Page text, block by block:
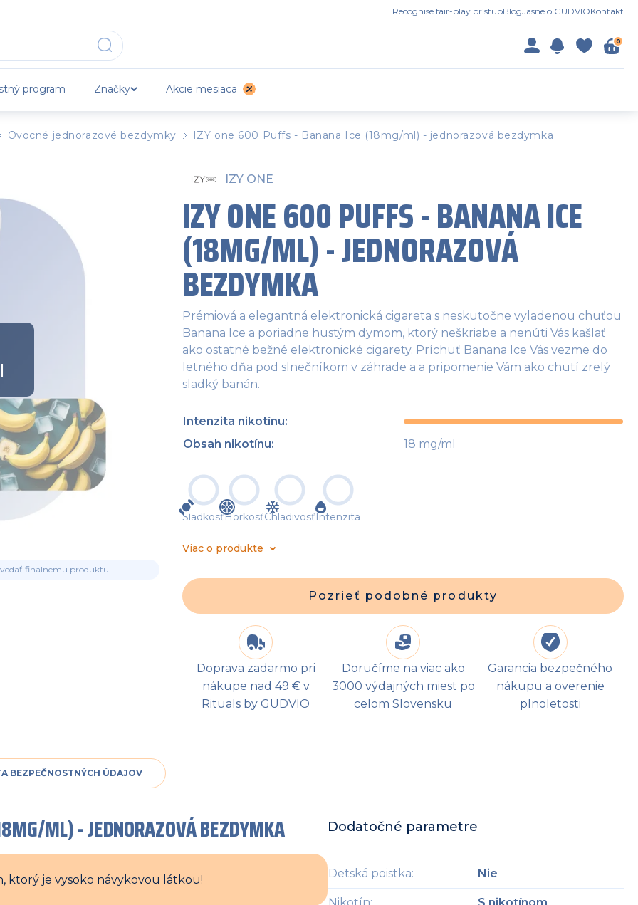
Recognise fair-play prístupBlogJasne o GUDVIOKontakt
0
program Značky Akcie mesiaca
Ovocné jednorazové bezdymky IZY one 600 Puffs - Banana Ice (18mg/ml) - jednorazová bezdymka
finálnemu produktu.
IZY ONE 600 PUFFS - BANANA ICE
(18MG/ML) - JEDNORAZOVÁ
BEZDYMKA
IZY ONE
Prémiová a elegantná elektronická cigareta s neskutočne vyladenou chuťou
Banana Ice a poriadne hustým dymom, ktorý neškriabe a nenúti Vás kašlať
ako ostatné bežné elektronické cigarety. Príchuť Banana Ice Vás vezme do
letného dňa pod slnečníkom v záhrade a a pripomenie Vám ako chutí zrelý
sladký banán.
Intenzita nikotínu:
Obsah nikotínu: 18 mg/ml
SladkosťHorkosťChladivosťIntenzita
Viac o produkte
Pozrieť podobné produkty
Doprava zadarmo pri
nákupe nad 49 € v
Rituals by GUDVIO
Doručíme na viac ako
3000 výdajných miest po
celom Slovensku
Garancia bezpečného
nákupu a overenie
plnoletosti
BEZPEČNOSTNÝCH ÚDAJOV
ML) - JEDNORAZOVÁ BEZDYMKA
ktorý je vysoko návykovou látkou!
Dodatočné parametre
Detská poistka: Nie